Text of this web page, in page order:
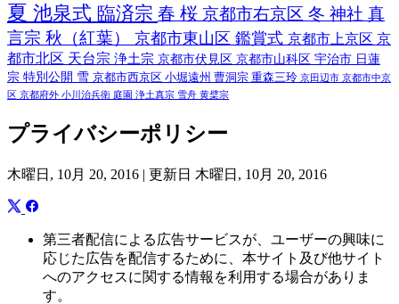
夏 池泉式 臨済宗 春 桜 京都市右京区 冬 神社 真
言宗 秋（紅葉） 京都市東山区 鑑賞式 京都市上京区 京
都市北区 天台宗 浄土宗 京都市伏見区 京都市山科区 宇治市 日蓮
宗 特別公開 雪 京都市西京区 小堀遠州 曹洞宗 重森三玲 京田辺市 京都市中京
区 京都府外 小川治兵衛 庭園 浄土真宗 雪舟 黄檗宗
プライバシーポリシー
木曜日, 10月 20, 2016 | 更新日 木曜日, 10月 20, 2016
第三者配信による広告サービスが、ユーザーの興味に
応じた広告を配信するために、本サイト及び他サイト
へのアクセスに関する情報を利用する場合がありま
す。